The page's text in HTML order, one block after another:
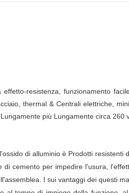
resistenza, funzionamento
thermal & Centrali elettriche,
più Lungamente circa
di alluminio è Prodotti
cemento per impedire l'usura,
I sui vantaggi dei questi